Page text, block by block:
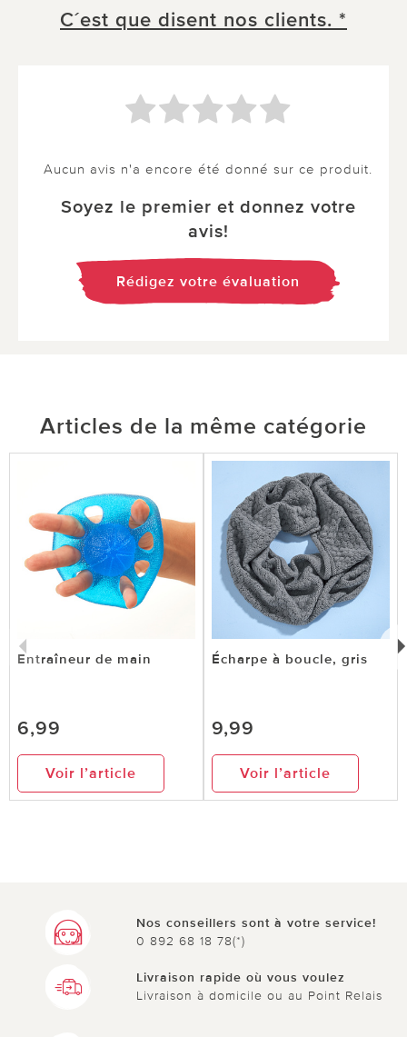
C´est que disent nos clients. *
Aucun avis n'a encore été donné sur ce produit.
Soyez le premier et donnez votre
avis!
Rédigez votre évaluation
Articles de la même catégorie
Entraîneur de main
6,99
Voir l’article
Écharpe à boucle, gris
9,99
Voir l’article
Nos conseillers sont à votre service!
0 892 68 18 78(*)
Livraison rapide où vous voulez
Livraison à domicile ou au Point Relais